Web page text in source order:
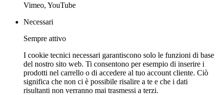
Vimeo, YouTube
Necessari
Sempre attivo
I cookie tecnici necessari garantiscono solo le funzioni di base
del nostro sito web. Ti consentono per esempio di inserire i
prodotti nel carrello o di accedere al tuo account cliente. Ciò
significa che non ci è possibile risalire a te e che i dati
risultanti non verranno mai trasmessi a terzi.